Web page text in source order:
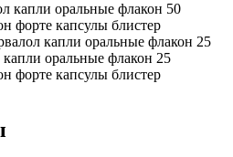
капли оральные флакон 50
капсулы блистер
капли оральные флакон 25
оральные флакон 25
капсулы блистер